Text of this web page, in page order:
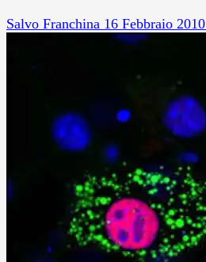
Salvo Franchina 16 Febbraio 2010